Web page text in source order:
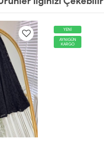
YENİ
AYNIGÜN
KARGO